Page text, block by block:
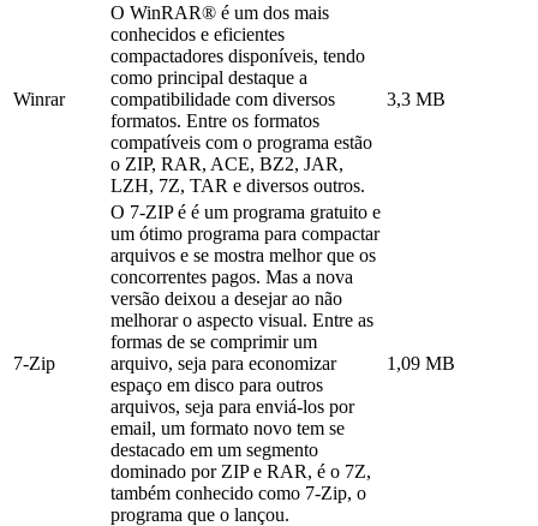
Winrar
O WinRAR® é um dos mais
conhecidos e eficientes
compactadores disponíveis, tendo
como principal destaque a
compatibilidade com diversos
formatos. Entre os formatos
compatíveis com o programa estão
o ZIP, RAR, ACE, BZ2, JAR,
LZH, 7Z, TAR e diversos outros.
3,3 MB
7-Zip
O 7-ZIP é é um programa gratuito e
um ótimo programa para compactar
arquivos e se mostra melhor que os
concorrentes pagos. Mas a nova
versão deixou a desejar ao não
melhorar o aspecto visual. Entre as
formas de se comprimir um
arquivo, seja para economizar
espaço em disco para outros
arquivos, seja para enviá-los por
email, um formato novo tem se
destacado em um segmento
dominado por ZIP e RAR, é o 7Z,
também conhecido como 7-Zip, o
programa que o lançou.
1,09 MB